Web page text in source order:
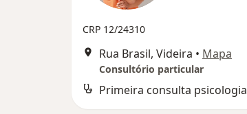
CRP 12/24310
Rua Brasil, Videira • Mapa
Consultório particular
Primeira consulta psicologia